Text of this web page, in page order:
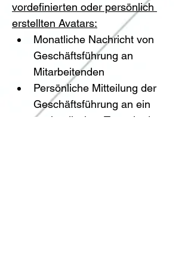
vordefinierten oder persönlich
erstellten Avatars:
Monatliche Nachricht von
Geschäftsführung an
Mitarbeitenden
Persönliche Mitteilung der
Geschäftsführung an ein
ausländisches Team in deren